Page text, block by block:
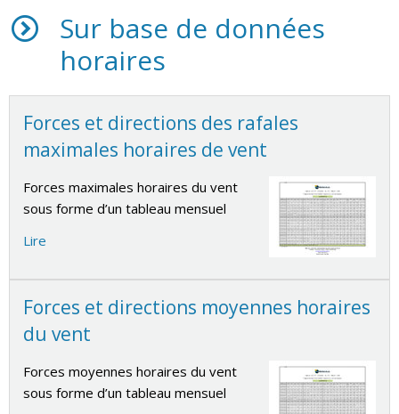
Sur base de données
horaires
Forces et directions des rafales
maximales horaires de vent
Forces maximales horaires du vent
sous forme d’un tableau mensuel
Lire
Forces et directions moyennes horaires
du vent
Forces moyennes horaires du vent
sous forme d’un tableau mensuel